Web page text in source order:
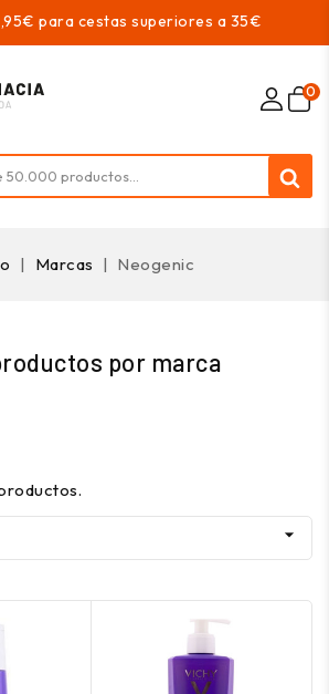
para cestas superiores a 35€
0
Marcas Neogenic
por marca
